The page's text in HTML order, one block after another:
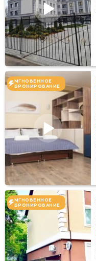
МГНОВЕННОЕ
БРОНИРОВАНИЕ
МГНОВЕННОЕ
БРОНИРОВАНИЕ